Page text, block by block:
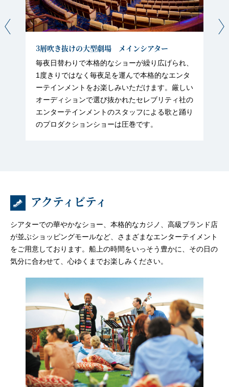
3層吹き抜けの大型劇場 メインシアター
毎夜日替わりで本格的なショーが繰り広げられ、
1度きりではなく毎夜足を運んで本格的なエンタ
ーテインメントをお楽しみいただけます。厳しい
オーディションで選び抜かれたセレブリティ社の
エンターテインメントのスタッフによる歌と踊り
のプロダクションショーは圧巻です。
アクティビティ
シアターでの華やかなショー、本格的なカジノ、高級ブランド店
が並ぶショッピングモールなど、さまざまなエンターテイメント
をご用意しております。船上の時間をいっそう豊かに、その日の
気分に合わせて、心ゆくまでお楽しみください。